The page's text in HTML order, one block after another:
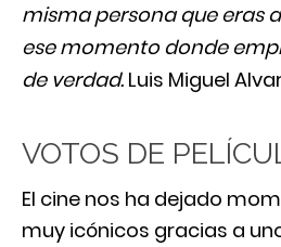
misma persona que eras
ese momento donde
de verdad. Luis Miguel
VOTOS DE
El cine nos ha dejado
muy icónicos gracias a